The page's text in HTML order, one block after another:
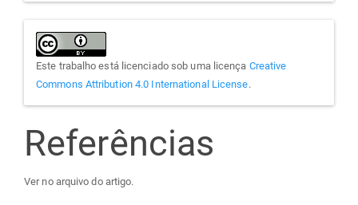
Este trabalho está licenciado sob uma licença Creative
Commons Attribution 4.0 International License.
Referências
Ver no arquivo do artigo.